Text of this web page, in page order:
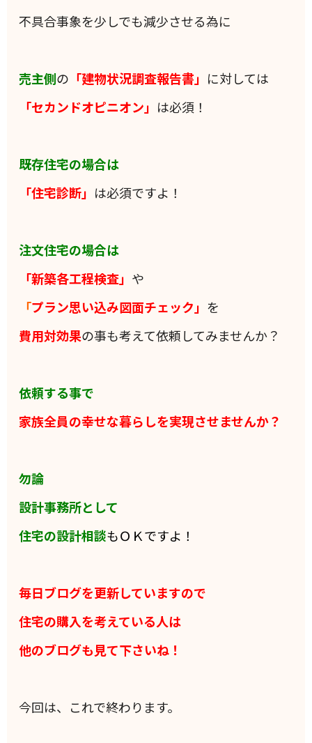
不具合事象を少しでも減少させる為に
売主側の 「建物状況調査報告書」 に対しては
「セカンドオピニオン」 は必須！
既存住宅の場合は
「住宅診断」 は必須ですよ！
注文住宅の場合は
「新築各工程検査」 や
「プラン思い込み図面チェック」 を
費用対効果の事も考えて依頼してみませんか？
依頼する事で
家族全員の幸せな暮らしを実現させませんか？
勿論
設計事務所として
住宅の設計相談もＯＫですよ！
毎日ブログを更新していますので
住宅の購入を考えている人は
他のブログも見て下さいね！
今回は、これで終わります。